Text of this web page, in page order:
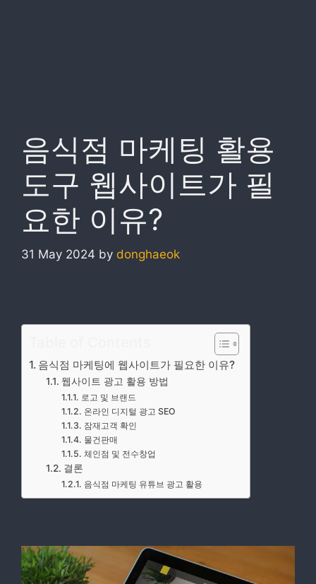
음식점 마케팅 활용
도구 웹사이트가 필
요한 이유?
31 May 2024 by donghaeok
음식점 마케팅에 웹사이트가 필요한 이유?
웹사이트 광고 활용 방법
로고 및 브랜드
온라인 디지털 광고 SEO
잠재고객 확인
물건판매
체인점 및 전수창업
결론
음식점 마케팅 유튜브 광고 활용